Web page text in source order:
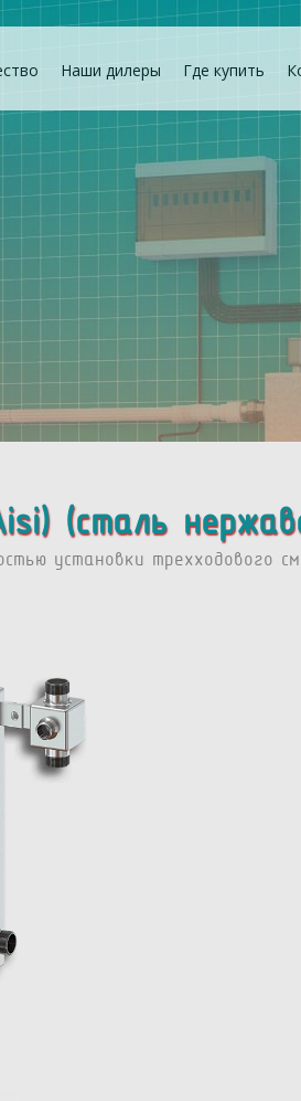
Наши дилеры Где купить
(сталь
установки трехходового